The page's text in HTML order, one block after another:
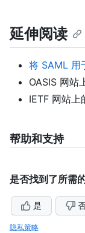
延伸阅读
将 SAML 用
OASIS 网站
IETF 网站上
帮助和支持
是否找到了所需
是
隐私策略